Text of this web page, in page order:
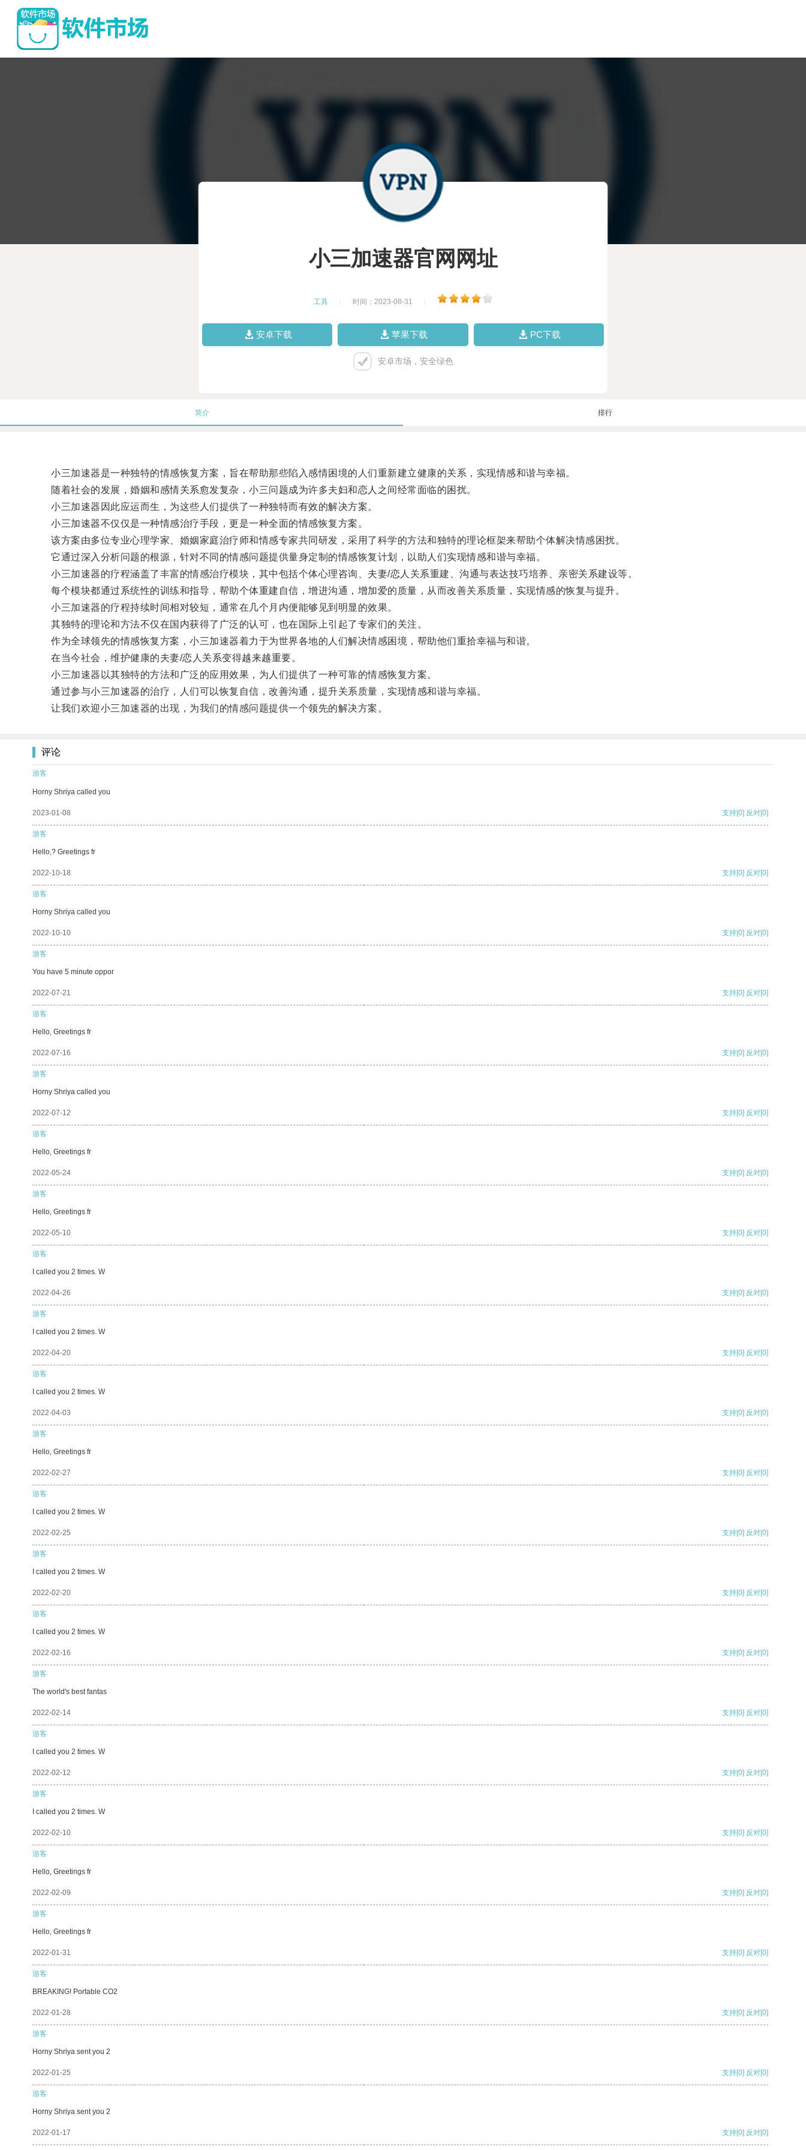
小三加速器官网网址
工具 时间：2023-08-31
安卓下载 苹果下载 PC下载
安卓市场，安全绿色
简介 排行
小三加速器是一种独特的情感恢复方案，旨在帮助那些陷入感情困境的人们重新建立健康的关系，实现情感和谐与幸福。
随着社会的发展，婚姻和感情关系愈发复杂，小三问题成为许多夫妇和恋人之间经常面临的困扰。
小三加速器因此应运而生，为这些人们提供了一种独特而有效的解决方案。
小三加速器不仅仅是一种情感治疗手段，更是一种全面的情感恢复方案。
该方案由多位专业心理学家、婚姻家庭治疗师和情感专家共同研发，采用了科学的方法和独特的理论框架来帮助个体解决情感困扰。
它通过深入分析问题的根源，针对不同的情感问题提供量身定制的情感恢复计划，以助人们实现情感和谐与幸福。
小三加速器的疗程涵盖了丰富的情感治疗模块，其中包括个体心理咨询、夫妻/恋人关系重建、沟通与表达技巧培养、亲密关系建设等。
每个模块都通过系统性的训练和指导，帮助个体重建自信，增进沟通，增加爱的质量，从而改善关系质量，实现情感的恢复与提升。
小三加速器的疗程持续时间相对较短，通常在几个月内便能够见到明显的效果。
其独特的理论和方法不仅在国内获得了广泛的认可，也在国际上引起了专家们的关注。
作为全球领先的情感恢复方案，小三加速器着力于为世界各地的人们解决情感困境，帮助他们重拾幸福与和谐。
在当今社会，维护健康的夫妻/恋人关系变得越来越重要。
小三加速器以其独特的方法和广泛的应用效果，为人们提供了一种可靠的情感恢复方案。
通过参与小三加速器的治疗，人们可以恢复自信，改善沟通，提升关系质量，实现情感和谐与幸福。
让我们欢迎小三加速器的出现，为我们的情感问题提供一个领先的解决方案。
评论
游客
Horny Shriya called you
2023-01-08 支持[0] 反对[0]
游客
Hello,? Greetings fr
2022-10-18 支持[0] 反对[0]
游客
Horny Shriya called you
2022-10-10 支持[0] 反对[0]
游客
You have 5 minute oppor
2022-07-21 支持[0] 反对[0]
游客
Hello, Greetings fr
2022-07-16 支持[0] 反对[0]
游客
Horny Shriya called you
2022-07-12 支持[0] 反对[0]
游客
Hello, Greetings fr
2022-05-24 支持[0] 反对[0]
游客
Hello, Greetings fr
2022-05-10 支持[0] 反对[0]
游客
I called you 2 times. W
2022-04-26 支持[0] 反对[0]
游客
I called you 2 times. W
2022-04-20 支持[0] 反对[0]
游客
I called you 2 times. W
2022-04-03 支持[0] 反对[0]
游客
Hello, Greetings fr
2022-02-27 支持[0] 反对[0]
游客
I called you 2 times. W
2022-02-25 支持[0] 反对[0]
游客
I called you 2 times. W
2022-02-20 支持[0] 反对[0]
游客
I called you 2 times. W
2022-02-16 支持[0] 反对[0]
游客
The world's best fantas
2022-02-14 支持[0] 反对[0]
游客
I called you 2 times. W
2022-02-12 支持[0] 反对[0]
游客
I called you 2 times. W
2022-02-10 支持[0] 反对[0]
游客
Hello, Greetings fr
2022-02-09 支持[0] 反对[0]
游客
Hello, Greetings fr
2022-01-31 支持[0] 反对[0]
游客
BREAKING! Portable CO2
2022-01-28 支持[0] 反对[0]
游客
Horny Shriya sent you 2
2022-01-25 支持[0] 反对[0]
游客
Horny Shriya sent you 2
2022-01-17 支持[0] 反对[0]